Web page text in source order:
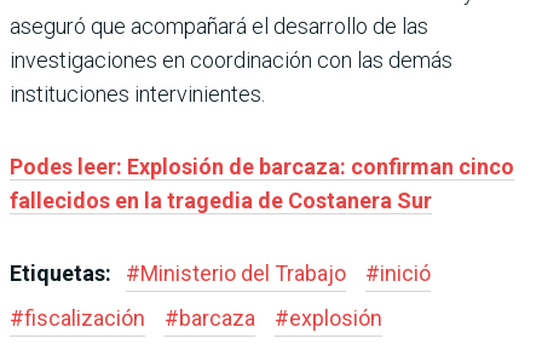
aseguró que acompañará el desarrollo de las
investigaciones en coordinación con las demás
instituciones intervinientes.
Podes leer: Explosión de barcaza: confirman cinco
fallecidos en la tragedia de Costanera Sur
Etiquetas: #Ministerio del Trabajo #inició
#fiscalización #barcaza #explosión